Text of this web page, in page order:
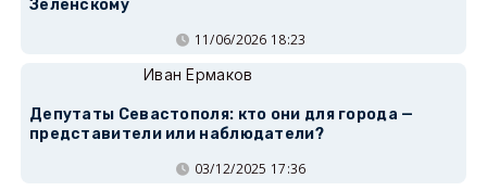
Зеленскому
11/06/2026 18:23
Иван Ермаков
Депутаты Севастополя: кто они для города —
представители или наблюдатели?
03/12/2025 17:36